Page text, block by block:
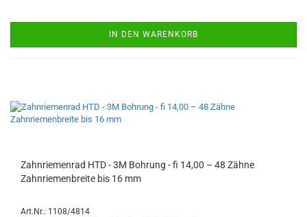
IN DEN WARENKORB
Zahnriemenrad HTD - 3M Bohrung - fi 14,00 – 48 Zähne
Zahnriemenbreite bis 16 mm
Art.Nr.: 1108/4814